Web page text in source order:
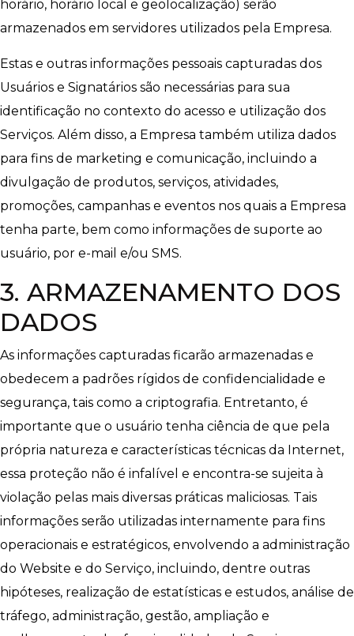
horário, horário local e geolocalização) serão
armazenados em servidores utilizados pela Empresa.
Estas e outras informações pessoais capturadas dos
Usuários e Signatários são necessárias para sua
identificação no contexto do acesso e utilização dos
Serviços. Além disso, a Empresa também utiliza dados
para fins de marketing e comunicação, incluindo a
divulgação de produtos, serviços, atividades,
promoções, campanhas e eventos nos quais a Empresa
tenha parte, bem como informações de suporte ao
usuário, por e-mail e/ou SMS.
3. ARMAZENAMENTO DOS
DADOS
As informações capturadas ficarão armazenadas e
obedecem a padrões rígidos de confidencialidade e
segurança, tais como a criptografia. Entretanto, é
importante que o usuário tenha ciência de que pela
própria natureza e características técnicas da Internet,
essa proteção não é infalível e encontra-se sujeita à
violação pelas mais diversas práticas maliciosas. Tais
informações serão utilizadas internamente para fins
operacionais e estratégicos, envolvendo a administração
do Website e do Serviço, incluindo, dentre outras
hipóteses, realização de estatísticas e estudos, análise de
tráfego, administração, gestão, ampliação e